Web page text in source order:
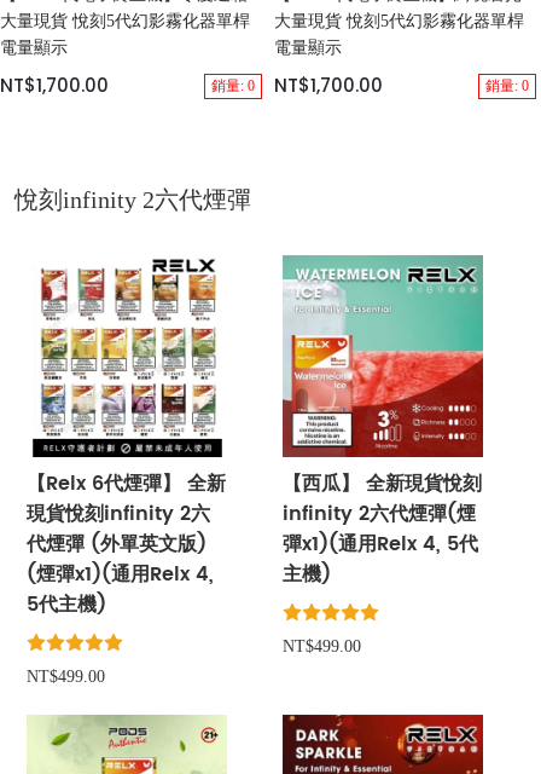
大量現貨 悅刻5代幻影霧化器單桿
電量顯示
NT$1,700.00 銷量: 0
大量現貨 悅刻5代幻影霧化器單桿
電量顯示
NT$1,700.00 銷量: 0
悅刻infinity 2六代煙彈
【Relx 6代煙彈】 全新
現貨悅刻infinity 2六
代煙彈 (外單英文版)
(煙彈x1)(通用Relx 4,
5代主機)
NT$499.00
【西瓜】 全新現貨悅刻
infinity 2六代煙彈(煙
彈x1)(通用Relx 4, 5代
主機)
NT$499.00